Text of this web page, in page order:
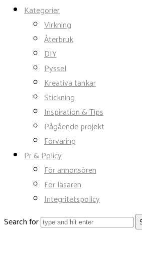
Kategorier
Virkning
Återbruk
DIY
Pyssel
Kreativa tankar
Stickning
Inspiration & Tips
Pågående projekt
Förvaring
Pr & Policy
För annonsören
För läsaren
Integritetspolicy
Search for